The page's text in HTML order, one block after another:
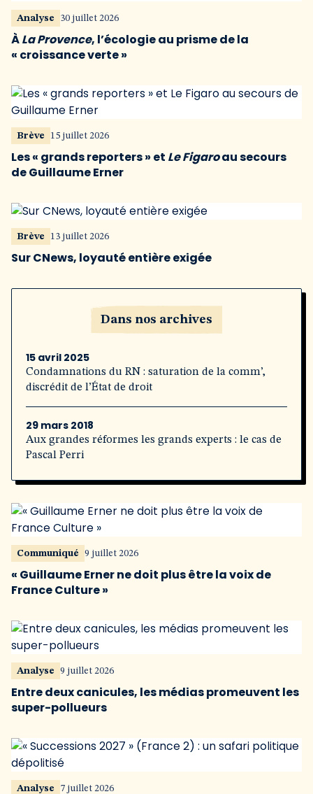
Analyse 30 juillet 2026
ÀLa Provence, l’écologie au prisme de la
« croissance verte »
Brève 15 juillet 2026
Les « grands reporters » et Le Figaroau secours
de Guillaume Erner
Brève 13 juillet 2026
Sur CNews, loyauté entière exigée
Dans nos archives
15 avril 2025
Condamnations du RN : saturation de la comm’,
discrédit de l’État de droit
29 mars 2018
Aux grandes réformes les grands experts : le cas de
Pascal Perri
Communiqué 9 juillet 2026
« Guillaume Erner ne doit plus être la voix de
France Culture »
Analyse 9 juillet 2026
Entre deux canicules, les médias promeuvent les
super-pollueurs
Analyse 7 juillet 2026